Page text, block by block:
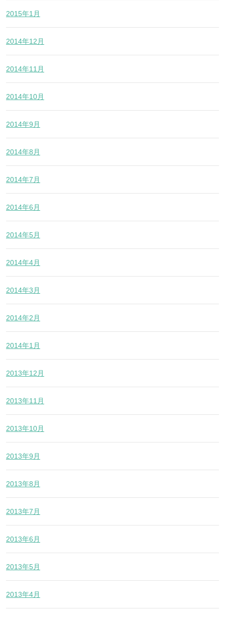
2015年1月
2014年12月
2014年11月
2014年10月
2014年9月
2014年8月
2014年7月
2014年6月
2014年5月
2014年4月
2014年3月
2014年2月
2014年1月
2013年12月
2013年11月
2013年10月
2013年9月
2013年8月
2013年7月
2013年6月
2013年5月
2013年4月